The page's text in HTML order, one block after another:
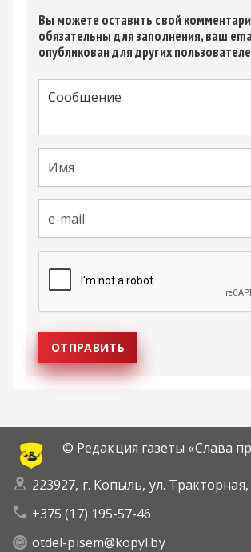
Вы можете оставить свой
обязательны для заполнения, ваш
опубликован для других
© Редакция газеты «Слава
223927, г. Копыль, ул.
+375 (17) 195-57-46
otdel-pisem@kopyl.by